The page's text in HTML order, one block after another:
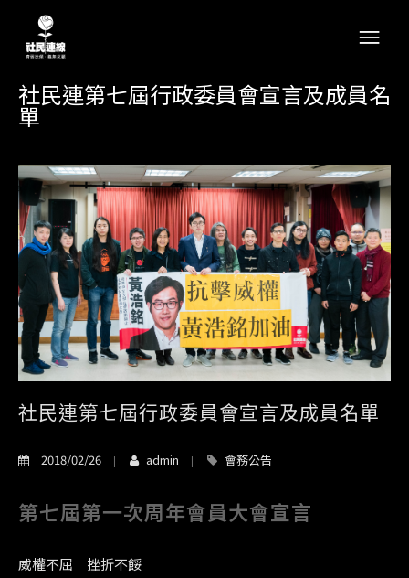
社民連第七屆行政委員會宣言及成員名
單
社民連第七屆行政委員會宣言及成員名單
2018/02/26 admin 會務公告
第七屆第一次周年會員大會宣言
威權不屈 挫折不餒